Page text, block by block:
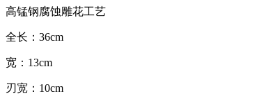
高锰钢腐蚀雕花工艺
全长：36cm
宽：13cm
刃宽：10cm